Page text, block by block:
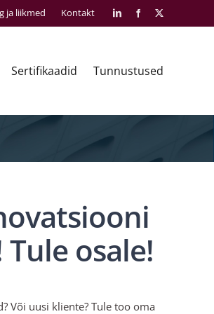
ja liikmed Kontakt LinkedInFacebook
Sertifikaadid Tunnustused
osale!
Või uusi kliente? Tule too oma